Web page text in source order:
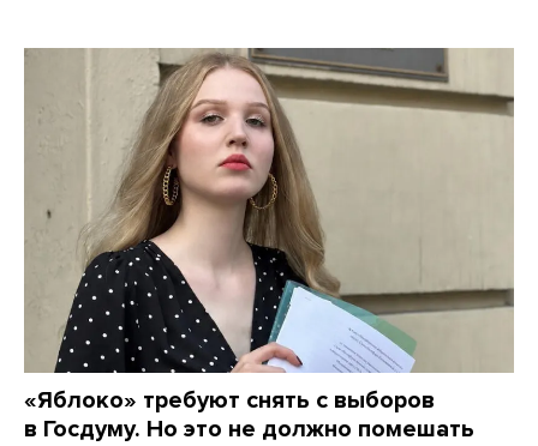
«Яблоко» требуют снять с выборов
в Госдуму. Но это не должно помешать